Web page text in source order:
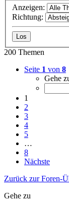
Anzeigen:
Richtung:
200 Themen
Seite 1 von 8
Gehe
1
2
3
4
5
…
8
Nächste
Zurück zur Foren-
Gehe zu